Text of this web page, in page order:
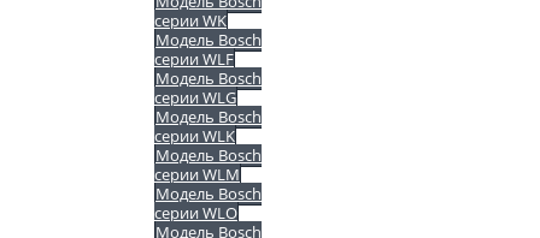
серии WK
Модель Bosch
серии WLF
Модель Bosch
серии WLG
Модель Bosch
серии WLK
Модель Bosch
серии WLM
Модель Bosch
серии WLO
Модель Bosch